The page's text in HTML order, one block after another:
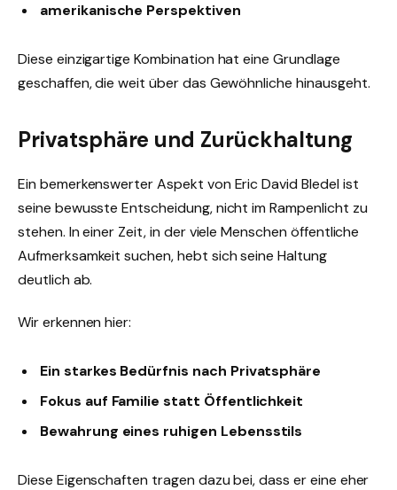
amerikanische Perspektiven
Diese einzigartige Kombination hat eine Grundlage
geschaffen, die weit über das Gewöhnliche hinausgeht.
Privatsphäre und Zurückhaltung
Ein bemerkenswerter Aspekt von Eric David Bledel ist
seine bewusste Entscheidung, nicht im Rampenlicht zu
stehen. In einer Zeit, in der viele Menschen öffentliche
Aufmerksamkeit suchen, hebt sich seine Haltung
deutlich ab.
Wir erkennen hier:
Ein starkes Bedürfnis nach Privatsphäre
Fokus auf Familie statt Öffentlichkeit
Bewahrung eines ruhigen Lebensstils
Diese Eigenschaften tragen dazu bei, dass er eine eher